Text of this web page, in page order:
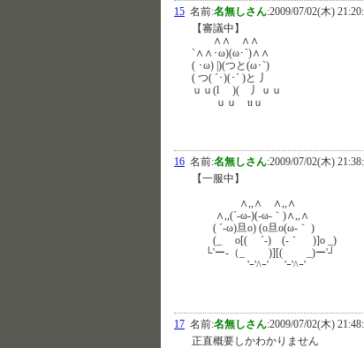
15 名前:名無しさん:2009/07/02(木)
【審議中】
∧∧ ∧∧
`∧∧･ω)(ω･`)∧∧
( ･ω) |)(つと(ω･`)
( つ( ´･)(･` )と 丿
ｕｕ(l )( 丿ｕｕ
ｕｕ uｕ
16 名前:名無しさん:2009/07/02(木)
【一服中】
∧,,∧ ∧,,∧
∧,,(´-ω-)(-ω-｀)∧,,∧
( ´-ω)旦o) (o旦o(ω-｀ )
(_ o[( ´-) (-｀ )]o _)
└'ー-（_ )][( _)ー'┘
'ｰ'^ｰ' 'ｰ'^ｰ'
17 名前:名無しさん:2009/07/02(木)
正直概要しかわかりません